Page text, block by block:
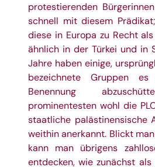
protestierenden
schnell mit diesem
diese in Europa zu Recht
ähnlich in der Türkei und in
Jahre haben einige,
bezeichnete Gruppen
Benennung
prominentesten wohl die
staatliche palästinensische
weithin anerkannt. Blickt
kann man übrigens
entdecken, wie zunächst